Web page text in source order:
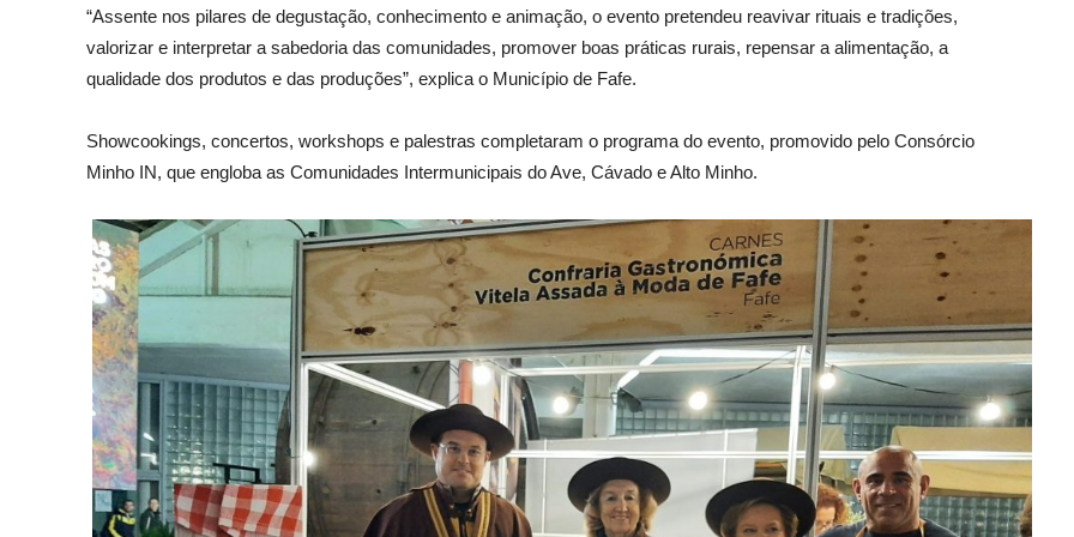
“Assente nos pilares de degustação, conhecimento e animação, o evento pretendeu reavivar rituais e tradições,
valorizar e interpretar a sabedoria das comunidades, promover boas práticas rurais, repensar a alimentação, a
qualidade dos produtos e das produções”, explica o Município de Fafe.
Showcookings, concertos, workshops e palestras completaram o programa do evento, promovido pelo Consórcio
Minho IN, que engloba as Comunidades Intermunicipais do Ave, Cávado e Alto Minho.